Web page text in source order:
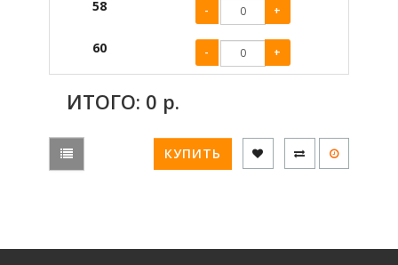
58 - +
60 - +
ИТОГО: 0 р.
КУПИТЬ